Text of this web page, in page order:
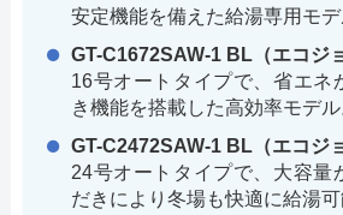
安定機能を備えた給湯専用モデ
GT-C1672SAW-1 BL（エコジ
16号オートタイプで、省エネ
き機能を搭載した高効率モデル
GT-C2472SAW-1 BL（エコジ
24号オートタイプで、大容量
だきにより冬場も快適に給湯可